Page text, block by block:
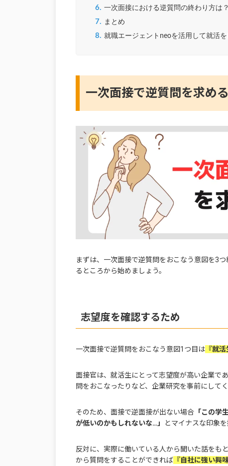
6. 一次面接における逆質問の終わり方は？
7. まとめ
8. 就職エージェントneoを活用して就活を
一次面接で逆質問を求め
まずは、一次面接で逆質問をおこなう意図を3
るところから始めましょう。
志望度を確認するため
一次面接で逆質問をおこなう意図1つ目は 『就
面接官は、就活生にとって志望度が高い企業で
問をおこなったりなど、企業研究を事前にして
そのため、面接で逆面接が出ない場合 「この学
が低いのかもしれないな…」
とマイナスな印象
反対に、実際に働いている人から聞いた話をも
から質問をすることができれば 『自社に強い興